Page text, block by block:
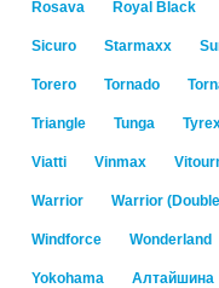
Rosava Royal Black
Sicuro Starmaxx
Torero Tornado
Triangle Tunga
Viatti Vinmax
Warrior Warrior
Windforce Wonderland
Yokohama Алтайшина